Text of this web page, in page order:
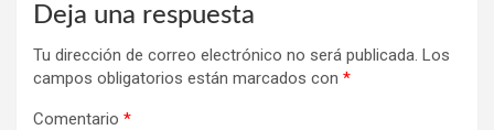
Deja una respuesta
Tu dirección de correo electrónico no será publicada. Los
campos obligatorios están marcados con *
Comentario *